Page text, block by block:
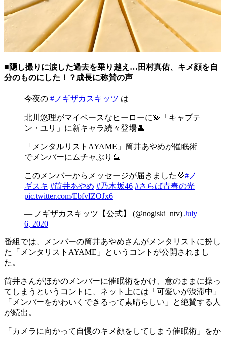
■隠し撮りに涙した過去を乗り越え…田村真佑、キメ顔を自
分のものにした！？成長に称賛の声
今夜の #ノギザカスキッツ は
北川悠理がマイペースなヒーローに💫「キャプテ
ン・ユリ」に新キャラ続々登場👤
「メンタルリストAYAME」筒井あやめが催眠術
でメンバーにムチャぶり🔮
このメンバーからメッセージが届きました💜#ノ
ギスキ #筒井あやめ #乃木坂46 #さらば青春の光
pic.twitter.com/EbfvIZOJx6
— ノギザカスキッツ【公式】 (@nogiski_ntv) July
6, 2020
番組では、メンバーの筒井あやめさんがメンタリストに扮し
た「メンタリストAYAME」というコントが公開されまし
た。
筒井さんがほかのメンバーに催眠術をかけ、意のままに操っ
てしまうというコントに、ネット上には「可愛いが渋滞中」
「メンバーをかわいくできるって素晴らしい」と絶賛する人
が続出。
「カメラに向かって自慢のキメ顔をしてしまう催眠術」をか